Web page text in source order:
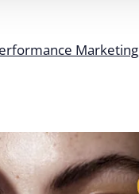
rast obratu.
Marketing